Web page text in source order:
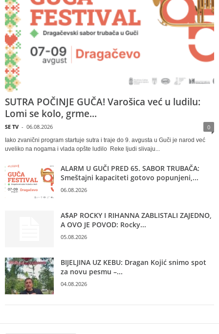
SUTRA POČINJE GUČA! Varošica već u ludilu:
Lomi se kolo, grme...
SE TV - 06.08.2026 0
Iako zvanični program startuje sutra i traje do 9. avgusta u Guči je narod već
uveliko na nogama i vlada opšte ludilo Reke ljudi slivaju...
ALARM U GUČI PRED 65. SABOR TRUBAČA:
Smeštajni kapaciteti gotovo popunjeni,...
06.08.2026
A$AP ROCKY I RIHANNA ZABLISTALI ZAJEDNO,
A OVO JE POVOD: Rocky...
05.08.2026
BIJELJINA UZ KEBU: Dragan Kojić snimo spot
za novu pesmu –...
04.08.2026